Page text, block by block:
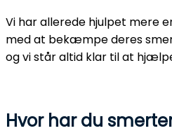
Vi har allerede hjulpet mere
med at bekæmpe deres
og vi står altid klar til at
Hvor har du